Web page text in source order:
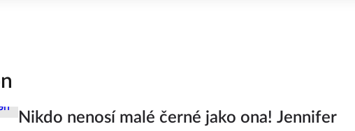
Nikdo nenosí malé černé jako ona! Jennifer